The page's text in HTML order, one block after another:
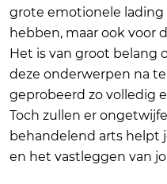
grote emotionele lading
hebben, maar ook voor
Het is van groot belang
deze onderwerpen na
geprobeerd zo volledig
Toch zullen er
behandelend arts helpt
en het vastleggen van